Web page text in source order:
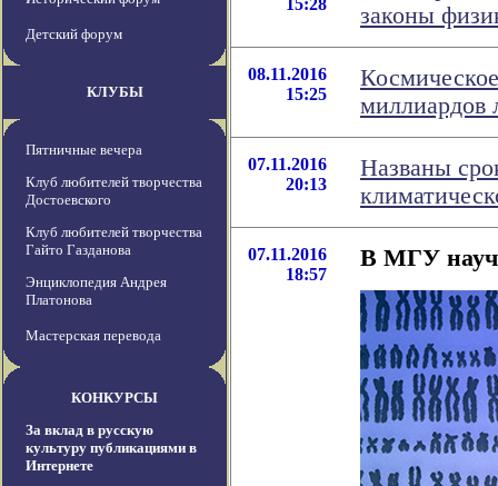
Детский форум
КЛУБЫ
Пятничные вечера
Клуб любителей творчества
Достоевского
Клуб любителей творчества
Гайто Газданова
Энциклопедия Андрея
Платонова
Мастерская перевода
КОНКУРСЫ
За вклад в русскую
культуру публикациями в
Интернете
15:28
законы
08.11.2016
15:25
миллиардов
07.11.2016
20:13
Названы
07.11.2016
18:57
В МГУ